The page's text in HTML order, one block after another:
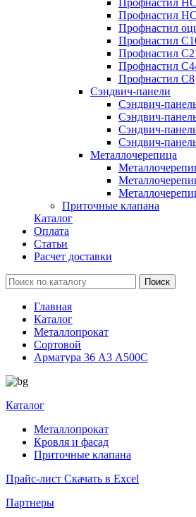
Профнастил
Профнастил
Профнастил
Профнастил
Профнастил
Профнастил
Профнастил С8
Сэндвич-панели
Сэндвич-
Сэндвич-
Сэндвич-
Сэндвич-
Металлочерепица
Приточные клапана
Каталог
Оплата
Статьи
Расчет доставки
Главная
Каталог
Металлопрокат
Сортовой
Арматура 36 А3 А500С
Каталог
Металлопрокат
Кровля и фасад
Приточные клапана
Прайс-лист Скачать в Excel
Партнеры